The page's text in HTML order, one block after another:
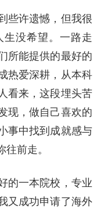
些许遗憾，但我很
没希望。一路走
所能提供的最好的
热爱深耕，从本科
看来，这段埋头苦
现，做自己喜欢的
事中找到成就感与
前走。
的一本院校，专业
又成功申请了海外